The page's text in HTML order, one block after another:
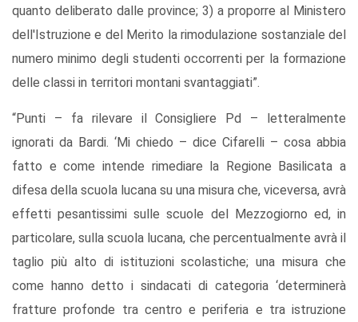
quanto deliberato dalle province; 3) a proporre al Ministero
dell'Istruzione e del Merito la rimodulazione sostanziale del
numero minimo degli studenti occorrenti per la formazione
delle classi in territori montani svantaggiati”.
“Punti – fa rilevare il Consigliere Pd – letteralmente
ignorati da Bardi. ‘Mi chiedo – dice Cifarelli – cosa abbia
fatto e come intende rimediare la Regione Basilicata a
difesa della scuola lucana su una misura che, viceversa, avrà
effetti pesantissimi sulle scuole del Mezzogiorno ed, in
particolare, sulla scuola lucana, che percentualmente avrà il
taglio più alto di istituzioni scolastiche; una misura che
come hanno detto i sindacati di categoria ‘determinerà
fratture profonde tra centro e periferia e tra istruzione